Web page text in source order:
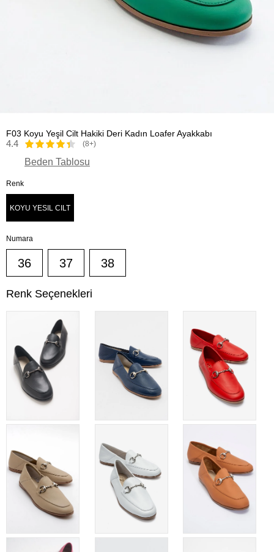
F03 Koyu Yeşil Cilt Hakiki Deri Kadın Loafer Ayakkabı
4.4 (8+)
Beden Tablosu
Renk
KOYU YESIL CILT
Numara
36 37 38
Renk Seçenekleri